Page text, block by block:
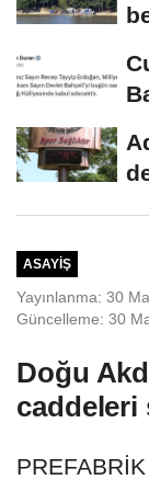
ASAYIŞ
Yayınlanma: 30
Güncelleme: 30
Doğu
caddeleri